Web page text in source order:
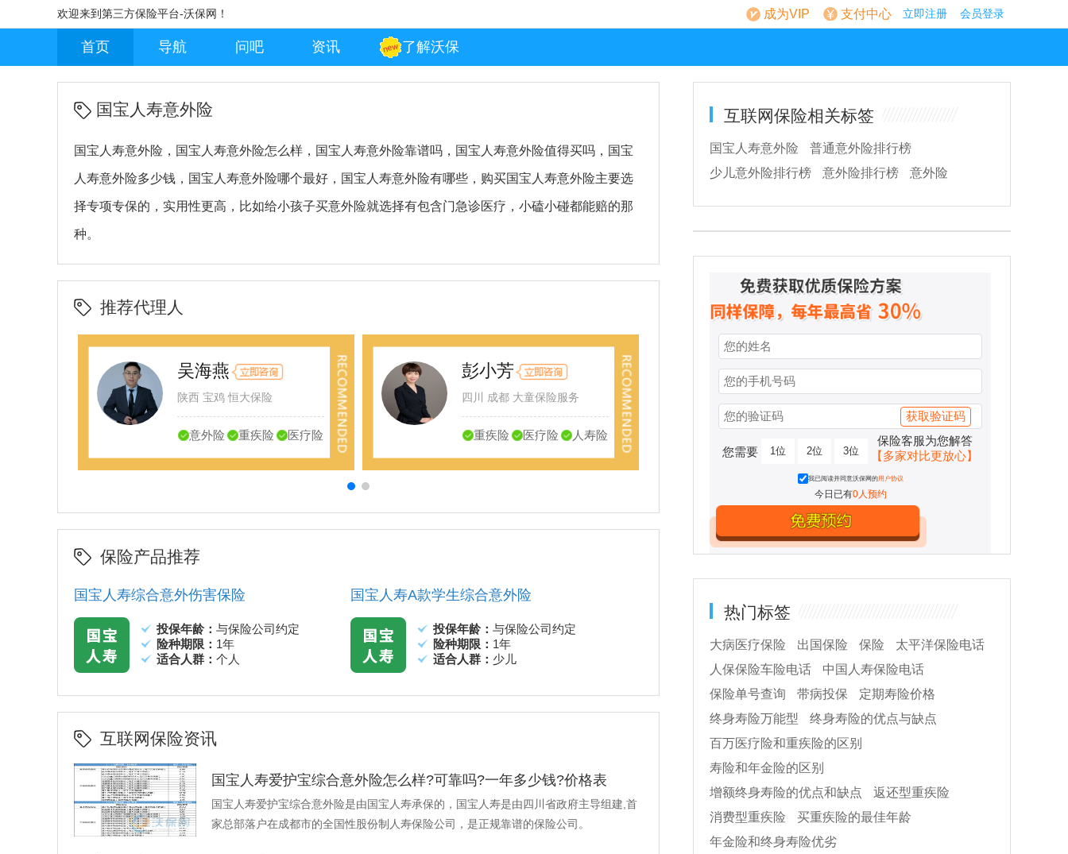
欢迎来到第三方保险平台-沃保网！ 成为VIP 支付中心 立即注册 会员登录
首页 导航 问吧 资讯 了解沃保
国宝人寿意外险
国宝人寿意外险，国宝人寿意外险怎么样，国宝人寿意外险靠谱吗，国宝人寿意外险值得买吗，国宝
人寿意外险多少钱，国宝人寿意外险哪个最好，国宝人寿意外险有哪些，购买国宝人寿意外险主要选
择专项专保的，实用性更高，比如给小孩子买意外险就选择有包含门急诊医疗，小磕小碰都能赔的那
种。
推荐代理人
吴海燕
陕西 宝鸡 恒大保险
意外险 重疾险 医疗险
彭小芳
四川 成都 大童保险服务
重疾险 医疗险 人寿险
李静
湖北 武汉 富德生命人寿
人寿险
保险产品推荐
国宝人寿综合意外伤害保险
投保年龄： 与保险公司约定
险种期限： 1年
适合人群： 个人
国宝人寿A款学生综合意外险
投保年龄： 与保险公司约定
险种期限： 1年
适合人群： 少儿
互联网保险资讯
国宝人寿爱护宝综合意外险怎么样?可靠吗?一年多少钱?价格表
国宝人寿爱护宝综合意外险是由国宝人寿承保的，国宝人寿是由四川省政府主导组建,首
家总部落户在成都市的全国性股份制人寿保险公司，是正规靠谱的保险公司。
互联网保险相关标签
国宝人寿意外险
普通意外险排行榜
少儿意外险排行榜
意外险排行榜 意外险
获取验证码
您需要 1位 2位 3位
保险客服为您解答
【多家对比更放心】
我已阅读并同意沃保网的用户协议
今日已有0人预约
热门标签
大病医疗保险 出国保险 保险
太平洋保险电话
人保保险车险电话
中国人寿保险电话
保险单号查询
带病投保
定期寿险价格
终身寿险万能型
终身寿险的优点与缺点
百万医疗险和重疾险的区别
寿险和年金险的区别
增额终身寿险的优点和缺点
返还型重疾险
消费型重疾险
买重疾险的最佳年龄
年金险和终身寿险优劣